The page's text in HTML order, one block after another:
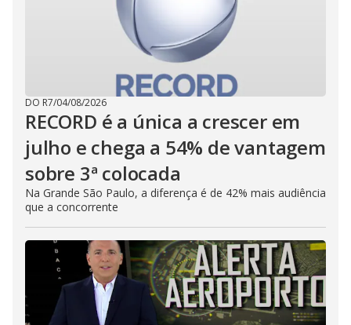
DO R7/04/08/2026
RECORD é a única a crescer em
julho e chega a 54% de vantagem
sobre 3ª colocada
Na Grande São Paulo, a diferença é de 42% mais audiência
que a concorrente